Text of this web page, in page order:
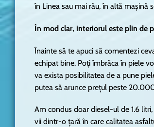
în Linea sau mai rău, în altă mașină
În mod clar, interiorul este plin de
Înainte să te apuci să comentezi
echipat bine. Poți îmbrăca în piele
va exista posibilitatea de a pune
putea să arunce prețul peste
Am condus doar diesel-ul de 1.6
vii dintr-o țară în care calitatea